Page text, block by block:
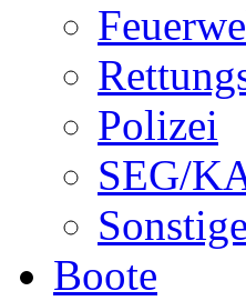
Polizei
SEG/
Sonstige
Boote